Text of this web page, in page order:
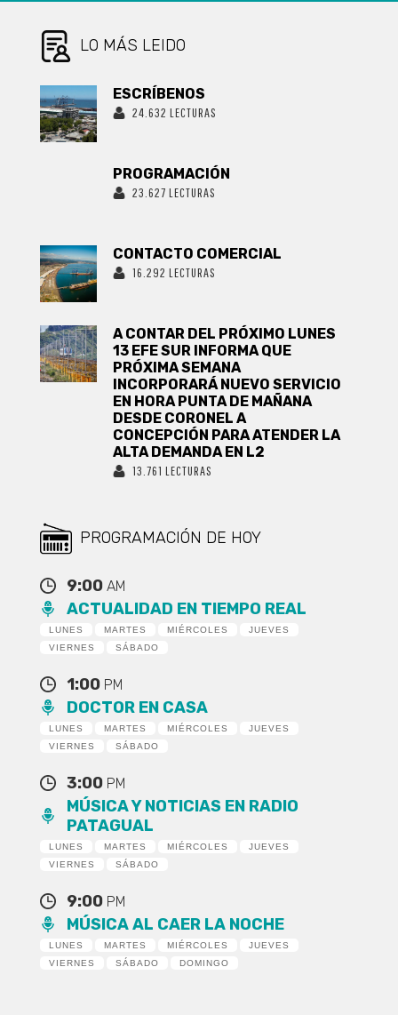
ACTUAR EN
CURANILAHUE
LO MÁS LEIDO
ESCRÍBENOS
24.632 LECTURAS
PROGRAMACIÓN
23.627 LECTURAS
CONTACTO COMERCIAL
16.292 LECTURAS
A CONTAR DEL PRÓXIMO LUNES
13 EFE SUR INFORMA QUE
PRÓXIMA SEMANA
INCORPORARÁ NUEVO SERVICIO
EN HORA PUNTA DE MAÑANA
DESDE CORONEL A
CONCEPCIÓN PARA ATENDER LA
ALTA DEMANDA EN L2
13.761 LECTURAS
PROGRAMACIÓN DE HOY
9:00 AM
ACTUALIDAD EN TIEMPO REAL
LUNES MARTES MIÉRCOLES
JUEVES
VIERNES
SÁBADO
1:00 PM
DOCTOR EN CASA
LUNES MARTES MIÉRCOLES
JUEVES
VIERNES
SÁBADO
3:00 PM
MÚSICA Y NOTICIAS EN RADIO
PATAGUAL
LUNES MARTES MIÉRCOLES
JUEVES
VIERNES
SÁBADO
9:00 PM
MÚSICA AL CAER LA NOCHE
LUNES MARTES MIÉRCOLES
JUEVES
VIERNES
SÁBADO DOMINGO